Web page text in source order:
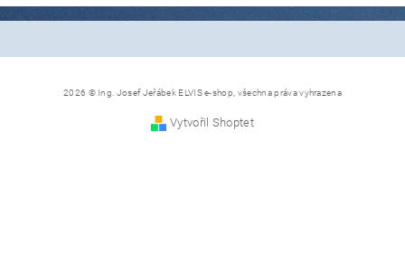
2026 © Ing. Josef Jeřábek ELVIS e-shop, všechna práva vyhrazena
Vytvořil Shoptet